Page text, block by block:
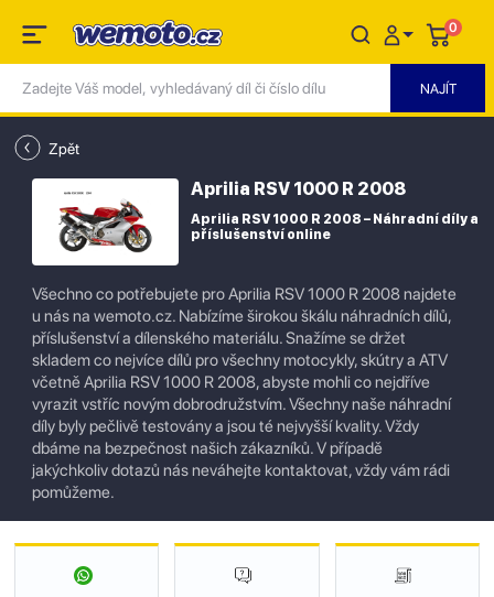
0
Zpět
Aprilia RSV 1000 R 2008
Aprilia RSV 1000 R 2008 – Náhradní díly a
příslušenství online
Všechno co potřebujete pro Aprilia RSV 1000 R 2008 najdete
u nás na wemoto.cz. Nabízíme širokou škálu náhradních dílů,
příslušenství a dílenského materiálu. Snažíme se držet
skladem co nejvíce dílů pro všechny motocykly, skútry a ATV
včetně Aprilia RSV 1000 R 2008, abyste mohli co nejdříve
vyrazit vstříc novým dobrodružstvím. Všechny naše náhradní
díly byly pečlivě testovány a jsou té nejvyšší kvality. Vždy
dbáme na bezpečnost našich zákazníků. V případě
jakýchkoliv dotazů nás neváhejte kontaktovat, vždy vám rádi
pomůžeme.